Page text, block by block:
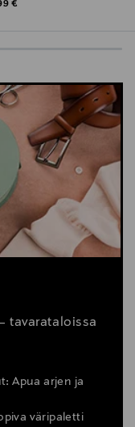
Price
€
tavarataloissa
Apua arjen ja
väripaletti